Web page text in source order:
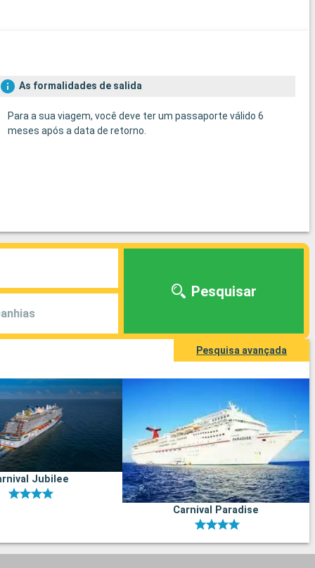
As formalidades de salida
Para a sua viagem, você deve ter um passaporte válido 6
meses após a data de retorno.
Pesquisar
Pesquisa avançada
Jubilee
Carnival Paradise